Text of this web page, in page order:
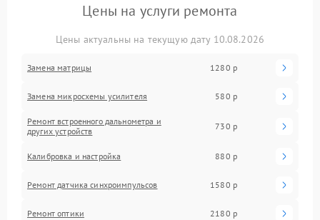
Цены на услуги ремонта
Цены актуальны на текущую дату 10.08.2026
Замена матрицы 1280 р
Замена микросхемы усилителя 580 р
Ремонт встроенного дальнометра и
других устройств
730 р
Калибровка и настройка 880 р
Ремонт датчика синхроимпульсов 1580 р
Ремонт оптики 2180 р